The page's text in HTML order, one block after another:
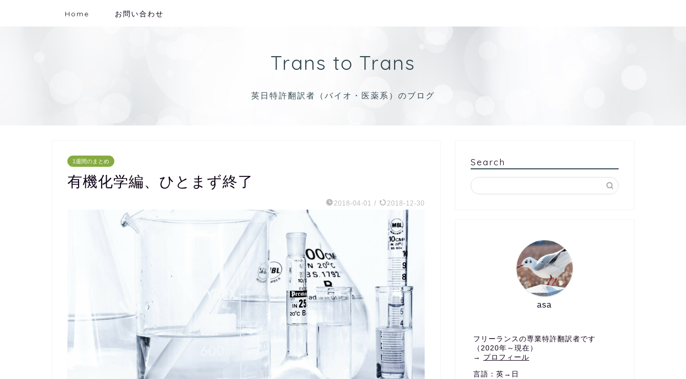
Home お問い合わせ
Trans to Trans
英日特許翻訳者（バイオ・医薬系）のブログ
1週間のまとめ
有機化学編、ひとまず終了
2018-04-01 / 2018-12-30
Search
asa
フリーランスの専業特許翻訳者です
（2020年～現在）
→ プロフィール
言語：英→日